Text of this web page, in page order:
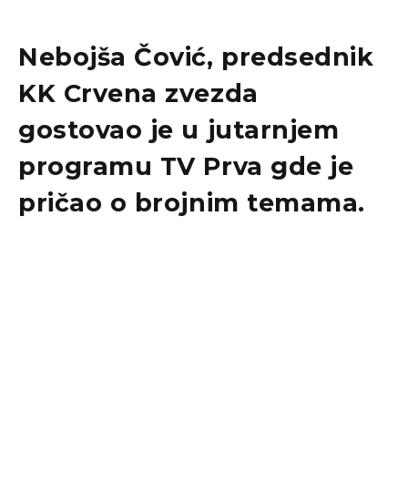
Nebojša Čović, predsednik
KK Crvena zvezda
gostovao je u jutarnjem
programu TV Prva gde je
pričao o brojnim temama.